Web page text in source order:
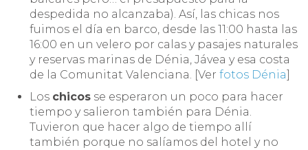
despedida no alcanzaba). Así, las chicas nos
fuimos el día en barco, desde las 11:00 hasta las
16:00 en un velero por calas y pasajes naturales
y reservas marinas de Dénia, Jávea y esa costa
de la Comunitat Valenciana. [Verfotos Dénia
Los chicos se esperaron un poco para hacer
tiempo y salieron también para Dénia.
Tuvieron que hacer algo de tiempo allí
también porque no salíamos del hotel y no